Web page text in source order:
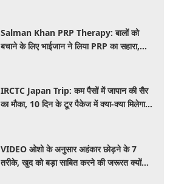
Salman Khan PRP Therapy: बालों को
बचाने के लिए भाईजान ने लिया PRP का सहारा,
IRCTC Japan Trip: कम पैसों में जापान की सैर
का मौका, 10 दिन के टूर पैकेज में क्या-क्या मिलेगा?
VIDEO ओशो के अनुसार अहंकार छोड़ने के 7
तरीके, खुद को बड़ा साबित करने की जरूरत क्यों